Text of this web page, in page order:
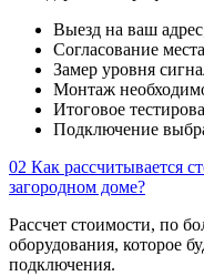
Выезд на ваш
Согласование
Замер уровня
Монтаж
Итоговое
Подключение
02 Как рассчитывается
загородном доме?
Рассчет стоимости, по
оборудования, которое
подключения.